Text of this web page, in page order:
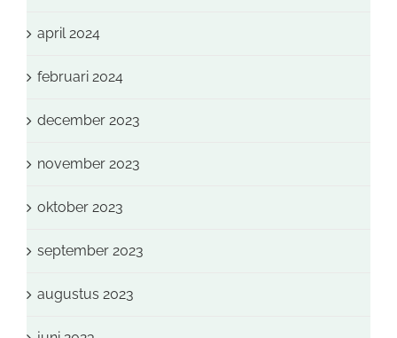
april 2024
februari 2024
december 2023
november 2023
oktober 2023
september 2023
augustus 2023